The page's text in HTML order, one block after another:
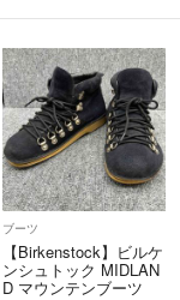
広島店 / RAGTAG広
店 /
ブーツ
【Birkenstock】ビルケ
ンシュトック MIDLAN
D マウンテンブーツ